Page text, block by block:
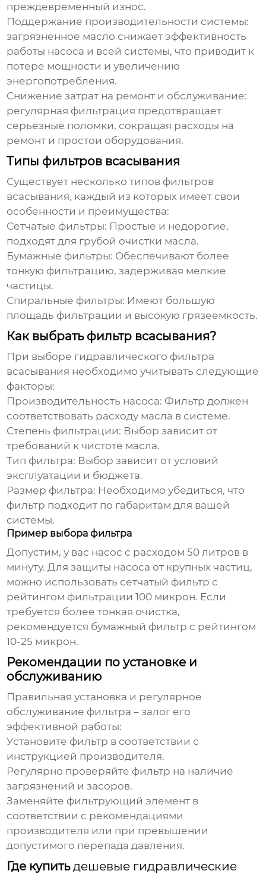
преждевременный износ.
Поддержание производительности системы:
загрязненное масло снижает эффективность
работы насоса и всей системы, что приводит к
потере мощности и увеличению
энергопотребления.
Снижение затрат на ремонт и обслуживание:
регулярная фильтрация предотвращает
серьезные поломки, сокращая расходы на
ремонт и простои оборудования.
Типы фильтров всасывания
Существует несколько типов фильтров
всасывания, каждый из которых имеет свои
особенности и преимущества:
Сетчатые фильтры: Простые и недорогие,
подходят для грубой очистки масла.
Бумажные фильтры: Обеспечивают более
тонкую фильтрацию, задерживая мелкие
частицы.
Спиральные фильтры: Имеют большую
площадь фильтрации и высокую грязеемкость.
Как выбрать фильтр всасывания?
При выборе гидравлического фильтра
всасывания необходимо учитывать следующие
факторы:
Производительность насоса: Фильтр должен
соответствовать расходу масла в системе.
Степень фильтрации: Выбор зависит от
требований к чистоте масла.
Тип фильтра: Выбор зависит от условий
эксплуатации и бюджета.
Размер фильтра: Необходимо убедиться, что
фильтр подходит по габаритам для вашей
системы.
Пример выбора фильтра
Допустим, у вас насос с расходом 50 литров в
минуту. Для защиты насоса от крупных частиц,
можно использовать сетчатый фильтр с
рейтингом фильтрации 100 микрон. Если
требуется более тонкая очистка,
рекомендуется бумажный фильтр с рейтингом
10-25 микрон.
Рекомендации по установке и
обслуживанию
Правильная установка и регулярное
обслуживание фильтра – залог его
эффективной работы:
Установите фильтр в соответствии с
инструкцией производителя.
Регулярно проверяйте фильтр на наличие
загрязнений и засоров.
Заменяйте фильтрующий элемент в
соответствии с рекомендациями
производителя или при превышении
допустимого перепада давления.
Где купитьдешевые гидравлические